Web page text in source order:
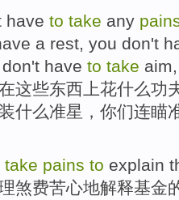
have to take any
a rest, you don't
don't have to take
这些东西 上花什么功
装什么准星 ，你们连瞄
take pains to explain
煞费苦心地解释基金